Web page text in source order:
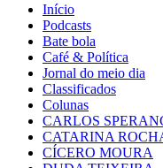
Início
Podcasts
Bate bola
Café & Política
Jornal do meio dia
Classificados
Colunas
CARLOS
CATARINA
CÍCERO MOURA